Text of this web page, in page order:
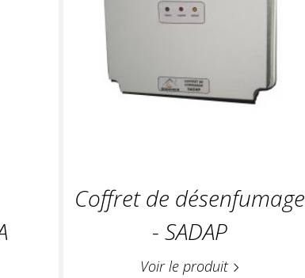
Coffret de désenfumage
- SADAP
Voir le produit